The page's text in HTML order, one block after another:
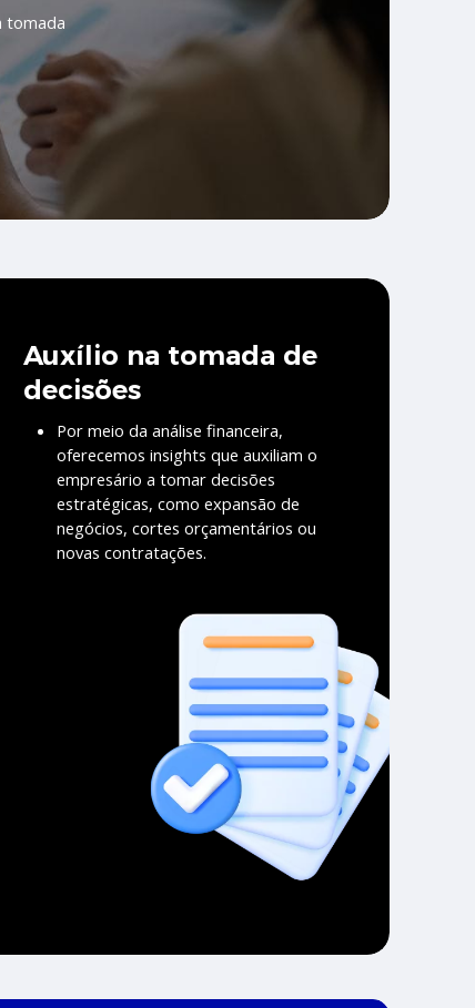
tomada
Auxílio na tomada de
decisões
Por meio da análise financeira,
oferecemos insights que auxiliam o
empresário a tomar decisões
estratégicas, como expansão de
negócios, cortes orçamentários ou
novas contratações.